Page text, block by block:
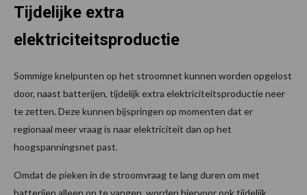
Tijdelijke extra
elektriciteitsproductie
Sommige knelpunten op het stroomnet kunnen worden opgelost
door, naast batterijen, tijdelijk extra elektriciteitsproductie neer
te zetten. Deze kunnen bijspringen op momenten dat er
regionaal meer vraag is naar elektriciteit dan op het
hoogspanningsnet past.
Omdat de pieken in de stroomvraag te lang duren om met